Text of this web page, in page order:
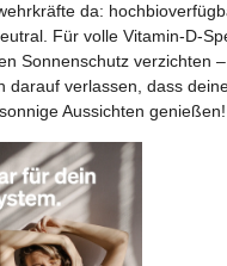
da:
Für volle Vitamin-D-
Sonnenschutz verzichten
darauf verlassen, dass
Aussichten genießen!